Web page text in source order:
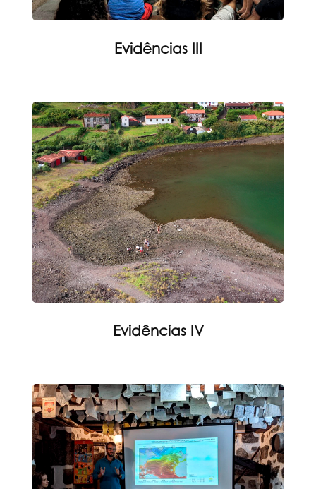
Evidências III
Evidências IV